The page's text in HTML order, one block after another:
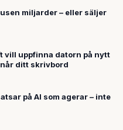
miljarder – eller säljer
vill uppfinna datorn på nytt
ditt skrivbord
på AI som agerar – inte